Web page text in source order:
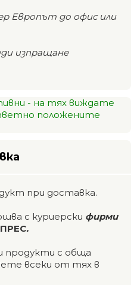
Европът до офис или
изпращане
- на тях виждате
положените
при доставка.
с куриерски фирми
.
продукти с обща
всеки от тях в